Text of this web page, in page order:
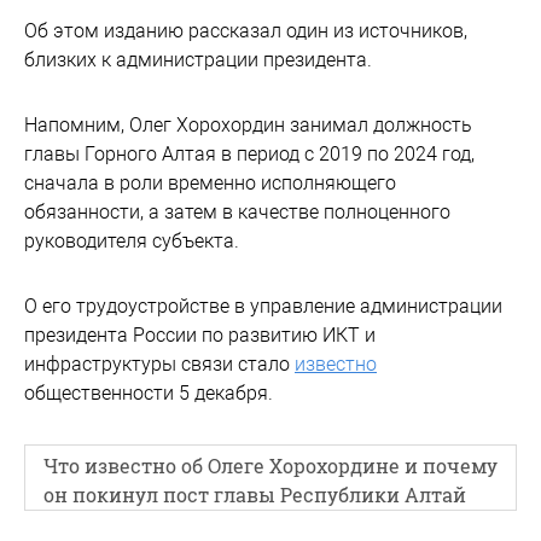
Об этом изданию рассказал один из источников,
близких к администрации президента.
Напомним, Олег Хорохордин занимал должность
главы Горного Алтая в период с 2019 по 2024 год,
сначала в роли временно исполняющего
обязанности, а затем в качестве полноценного
руководителя субъекта.
О его трудоустройстве в управление администрации
президента России по развитию ИКТ и
инфраструктуры связи стало известно
общественности 5 декабря.
Что известно об Олеге Хорохордине и почему
он покинул пост главы Республики Алтай